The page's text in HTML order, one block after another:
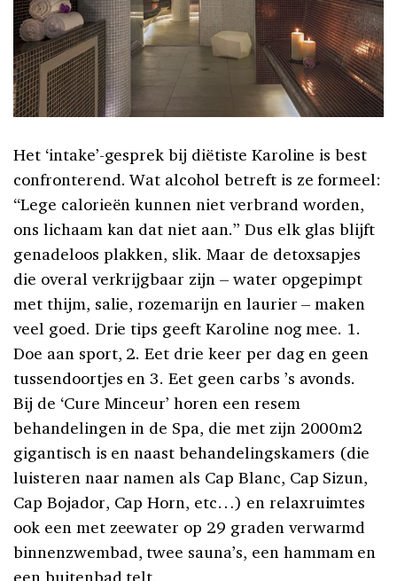
Het ‘intake’-gesprek bij diëtiste Karoline is best
confronterend. Wat alcohol betreft is ze formeel:
“Lege calorieën kunnen niet verbrand worden,
ons lichaam kan dat niet aan.” Dus elk glas blijft
genadeloos plakken, slik. Maar de detoxsapjes
die overal verkrijgbaar zijn – water opgepimpt
met thijm, salie, rozemarijn en laurier – maken
veel goed. Drie tips geeft Karoline nog mee. 1.
Doe aan sport, 2. Eet drie keer per dag en geen
tussendoortjes en 3. Eet geen carbs ’s avonds.
Bij de ‘Cure Minceur’ horen een resem
behandelingen in de Spa, die met zijn 2000m2
gigantisch is en naast behandelingskamers (die
luisteren naar namen als Cap Blanc, Cap Sizun,
Cap Bojador, Cap Horn, etc…) en relaxruimtes
ook een met zeewater op 29 graden verwarmd
binnenzwembad, twee sauna’s, een hammam en
een buitenbad telt.